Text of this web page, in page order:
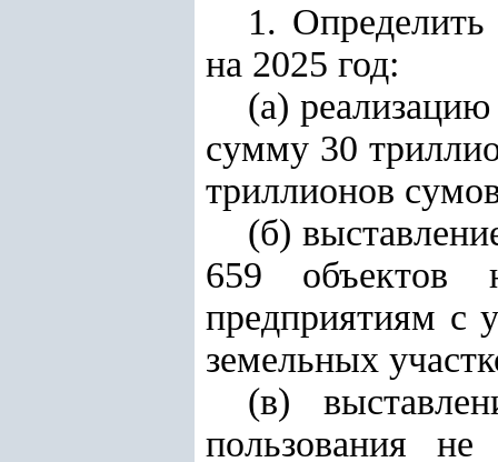
1.
на 2025 год:
(а)
сумму 30
триллионов
(б)
659 объектов
предприятиям с
земельных
(в)
пользования